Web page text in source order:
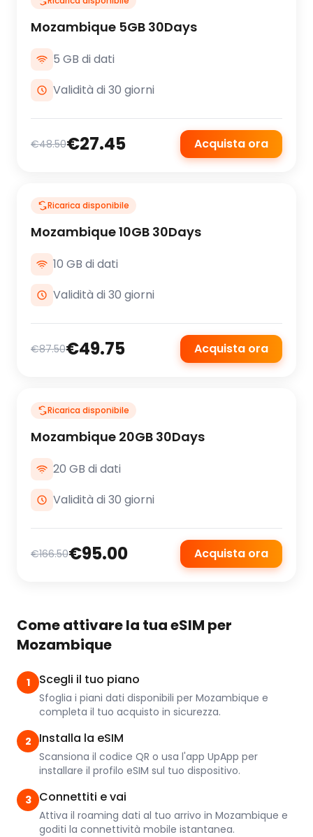
Mozambique 5GB 30Days
5 GB di dati
Validità di 30 giorni
€48.50€27.45 Acquista ora
Ricarica disponibile
Mozambique 10GB 30Days
10 GB di dati
Validità di 30 giorni
€87.50€49.75 Acquista ora
Ricarica disponibile
Mozambique 20GB 30Days
20 GB di dati
Validità di 30 giorni
€166.50€95.00 Acquista ora
Come attivare la tua eSIM per
Mozambique
1 Scegli il tuo piano
Sfoglia i piani dati disponibili per Mozambique e
completa il tuo acquisto in sicurezza.
2 Installa la eSIM
Scansiona il codice QR o usa l'app UpApp per
installare il profilo eSIM sul tuo dispositivo.
3 Connettiti e vai
Attiva il roaming dati al tuo arrivo in Mozambique e
goditi la connettività mobile istantanea.